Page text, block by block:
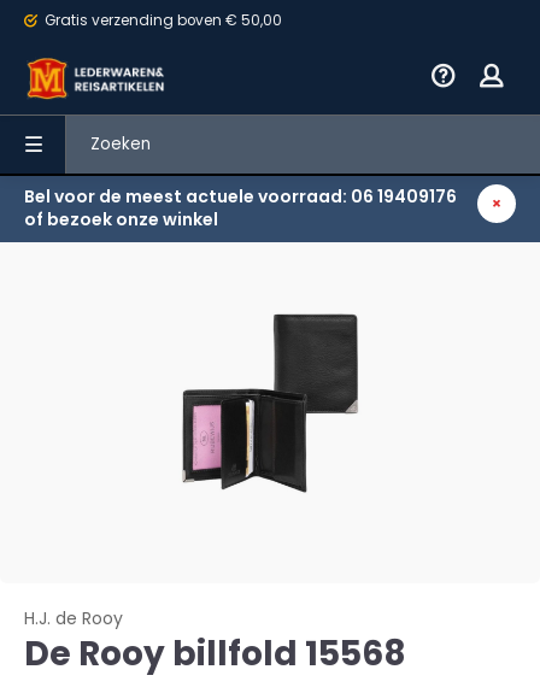
Gratis verzending boven € 50,00
Bel voor de meest actuele voorraad: 06 19409176
of bezoek onze winkel
Terug
H.J. de Rooy
De Rooy billfold 15568